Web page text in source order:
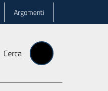
Argomenti
Cerca